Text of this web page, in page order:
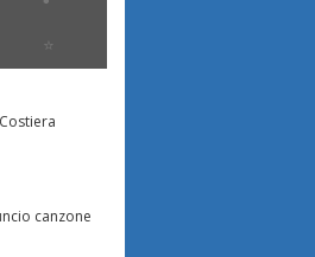
2^ semifinale
finalmente pronti a
gli altri 10 che secondo
⭐️
canzone